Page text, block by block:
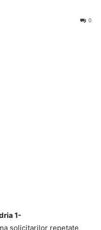
0
1-
solicitarilor repetate